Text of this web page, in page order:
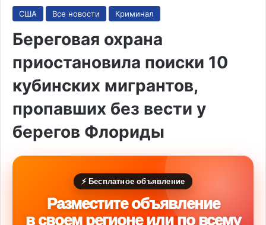
США Все новости Криминал
Береговая охрана
приостановила поиски 10
кубинских мигрантов,
пропавших без вести у
берегов Флориды
⚡ Бесплатное объявление
Разместите объявление
в своем регионе или по всему